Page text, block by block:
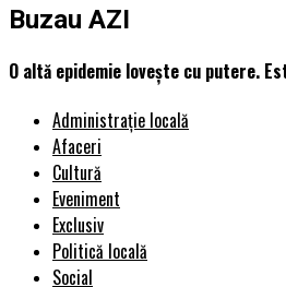
Buzau AZI
O altă epidemie lovește cu putere.
Administrație locală
Afaceri
Cultură
Eveniment
Exclusiv
Politică locală
Social